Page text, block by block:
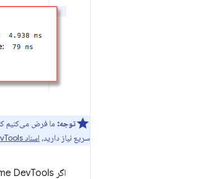
توجه:
سریع نیاز دارید، اسناد Chrome DevTools